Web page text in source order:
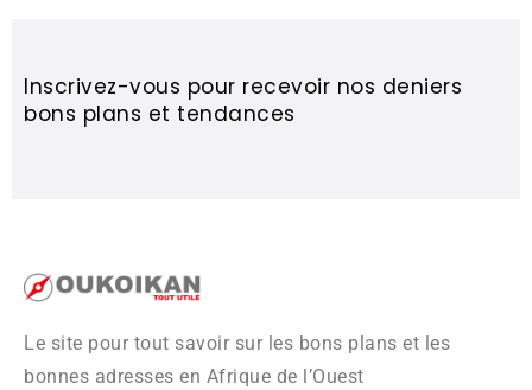
Inscrivez-vous pour recevoir nos deniers
bons plans et tendances
Le site pour tout savoir sur les bons plans et les
bonnes adresses en Afrique de l’Ouest